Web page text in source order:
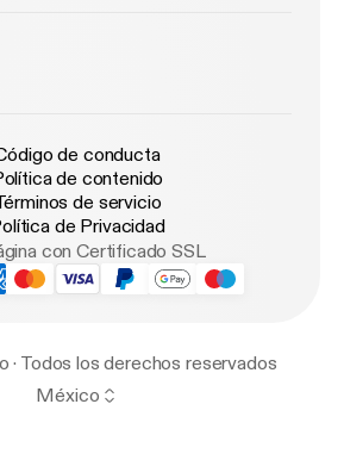
de conducta
de contenido
de servicio
de Privacidad
con Certificado SSL
Todos los derechos reservados
México